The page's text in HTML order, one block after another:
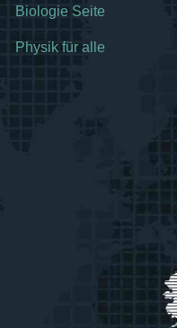
Biologie Seite
Physik für alle